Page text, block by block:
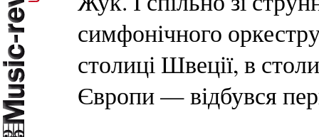
симфонічного
столиці Швеції, в
Європи — відбувся